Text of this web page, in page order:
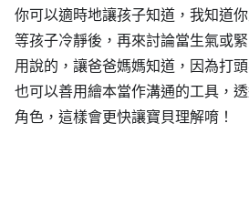
你可以適時地讓孩子知道，我知道
等孩子冷靜後，再來討論當生氣或
用說的，讓爸爸媽媽知道，因為打
也可以善用繪本當作溝通的工具，
角色，這樣會更快讓寶貝理解唷！